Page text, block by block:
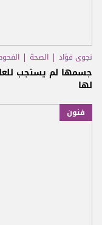
نجوى فؤاد الصحة
جسمها لم يستجب
لها
فنون